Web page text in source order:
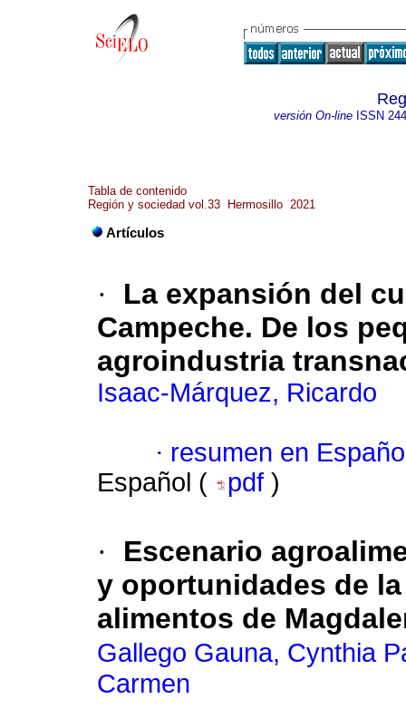
versión On-lineISSN
Tabla de contenido
Región y sociedad vol.33 Hermosillo 2021
Artículos
·
La expansión del
Campeche. De los
agroindustria
Isaac-Márquez, Ricardo
· resumen en
Español (
pdf )
·
Escenario
y oportunidades de
alimentos de
Gallego Gauna, Cynthia
Carmen